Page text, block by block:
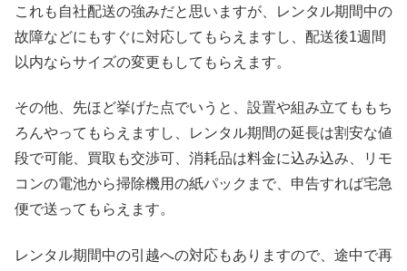
これも自社配送の強みだと思いますが、レンタル期間中の
故障などにもすぐに対応してもらえますし、配送後1週間
以内ならサイズの変更もしてもらえます。
その他、先ほど挙げた点でいうと、設置や組み立てももち
ろんやってもらえますし、レンタル期間の延長は割安な値
段で可能、買取も交渉可、消耗品は料金に込み込み、リモ
コンの電池から掃除機用の紙パックまで、申告すれば宅急
便で送ってもらえます。
レンタル期間中の引越への対応もありますので、途中で再